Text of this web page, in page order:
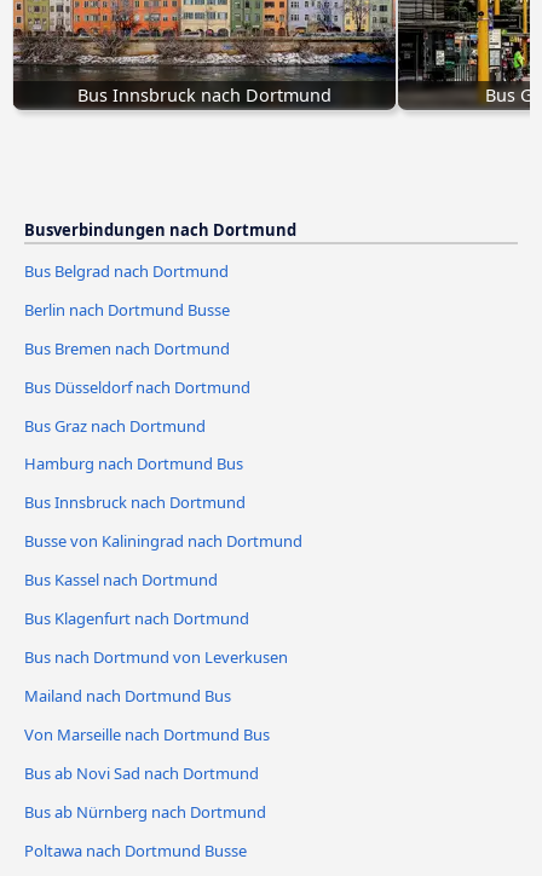
Bus Innsbruck nach Dortmund Bus
Busverbindungen nach Dortmund
Bus Belgrad nach Dortmund
Berlin nach Dortmund Busse
Bus Bremen nach Dortmund
Bus Düsseldorf nach Dortmund
Bus Graz nach Dortmund
Hamburg nach Dortmund Bus
Bus Innsbruck nach Dortmund
Busse von Kaliningrad nach Dortmund
Bus Kassel nach Dortmund
Bus Klagenfurt nach Dortmund
Bus nach Dortmund von Leverkusen
Mailand nach Dortmund Bus
Von Marseille nach Dortmund Bus
Bus ab Novi Sad nach Dortmund
Bus ab Nürnberg nach Dortmund
Poltawa nach Dortmund Busse